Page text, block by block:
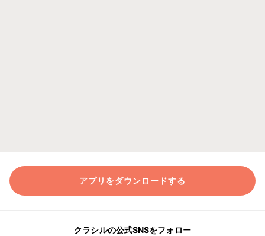
アプリをダウンロードする
クラシルの公式SNSをフォロー